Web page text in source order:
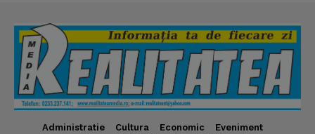
Administratie Cultura Economic
Eveniment